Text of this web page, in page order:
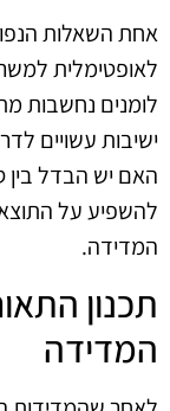
אחת השאלות
לומנים נחשבות
ישיבות עשויים
האם יש הבדל בין
להשפיע על
המדידה.
תכנון
המדידה